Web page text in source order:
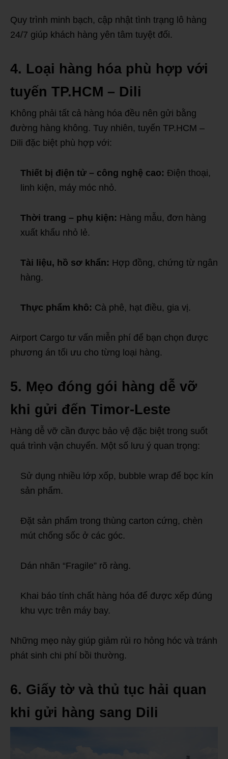
Quy trình minh bạch, cập nhật tình trạng lô hàng
24/7 giúp khách hàng yên tâm tuyệt đối.
4. Loại hàng hóa phù hợp với
tuyến TP.HCM – Dili
Không phải tất cả hàng hóa đều nên gửi bằng
đường hàng không. Tuy nhiên, tuyến TP.HCM –
Dili đặc biệt phù hợp với:
Thiết bị điện tử – công nghệ cao: Điện thoại,
linh kiện, máy móc nhỏ.
Thời trang – phụ kiện: Hàng mẫu, đơn hàng
xuất khẩu nhỏ lẻ.
Tài liệu, hồ sơ khẩn: Hợp đồng, chứng từ ngân
hàng.
Thực phẩm khô: Cà phê, hạt điều, gia vị.
Airport Cargo tư vấn miễn phí để bạn chọn được
phương án tối ưu cho từng loại hàng.
5. Mẹo đóng gói hàng dễ vỡ
khi gửi đến Timor-Leste
Hàng dễ vỡ cần được bảo vệ đặc biệt trong suốt
quá trình vận chuyển. Một số lưu ý quan trọng:
Sử dụng nhiều lớp xốp, bubble wrap để bọc kín
sản phẩm.
Đặt sản phẩm trong thùng carton cứng, chèn
mút chống sốc ở các góc.
Dán nhãn “Fragile” rõ ràng.
Khai báo tính chất hàng hóa để được xếp đúng
khu vực trên máy bay.
Những mẹo này giúp giảm rủi ro hỏng hóc và tránh
phát sinh chi phí bồi thường.
6. Giấy tờ và thủ tục hải quan
khi gửi hàng sang Dili